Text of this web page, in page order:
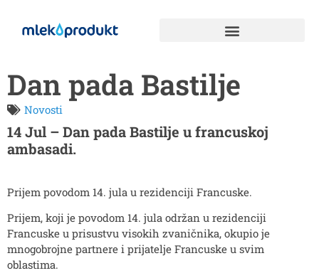
Dan pada Bastilje
Novosti
14 Jul – Dan pada Bastilje u francuskoj
ambasadi.
Prijem povodom 14. jula u rezidenciji Francuske.
Prijem, koji je povodom 14. jula održan u rezidenciji
Francuske u prisustvu visokih zvaničnika, okupio je
mnogobrojne partnere i prijatelje Francuske u svim
oblastima.